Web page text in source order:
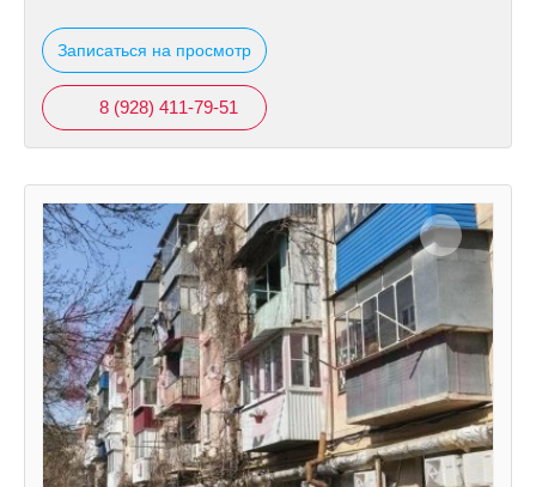
Записаться на просмотр
8 (928) 411-79-51